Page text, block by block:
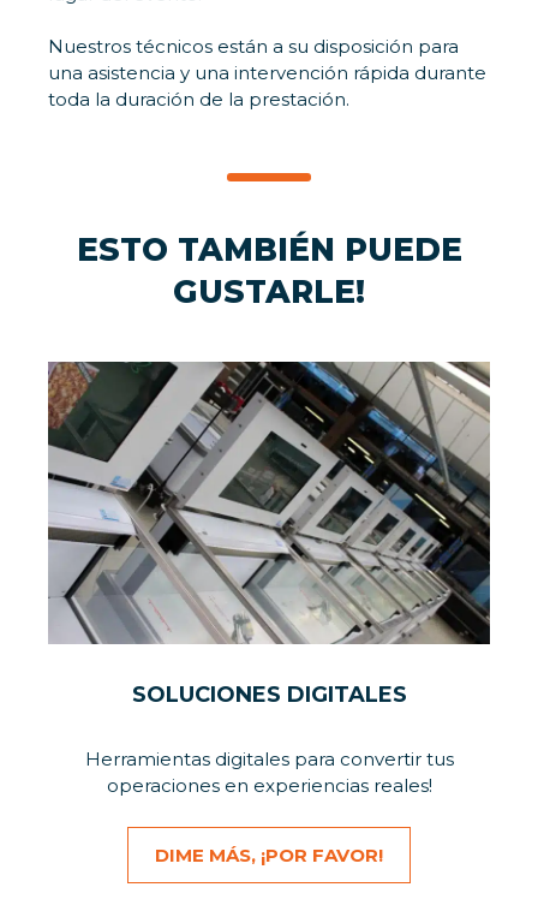
Nuestros técnicos están a su disposición para
una asistencia y una intervención rápida durante
toda la duración de la prestación.
ESTO TAMBIÉN PUEDE
GUSTARLE!
SOLUCIONES DIGITALES
Herramientas digitales para convertir tus
operaciones en experiencias reales!
DIME MÁS, ¡POR FAVOR!